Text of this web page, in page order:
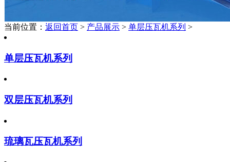
当前位置： 返回首页 > 产品展示 > 单层压瓦机系列 >
单层压瓦机系列
双层压瓦机系列
琉璃瓦压瓦机系列